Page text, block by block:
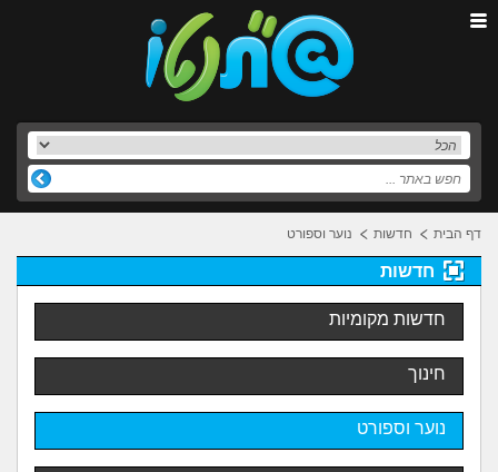
דף הבית חדשות נוער וספורט
חדשות
חדשות מקומיות
חינוך
נוער וספורט